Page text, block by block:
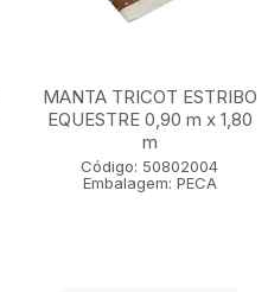
MANTA TRICOT ESTRIBO
EQUESTRE 0,90 m x 1,80
m
Código: 50802004
Embalagem: PECA